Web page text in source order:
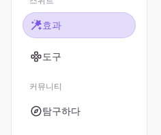
효과
도구
커뮤니티
탐구하다